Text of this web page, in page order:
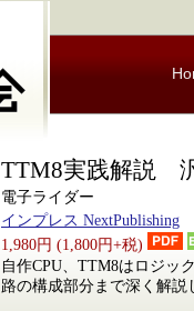
TTM8実践解説
電子ライダー
インプレス NextPublishing
1,980円 (1,800円+税)
自作CPU、TTM8はロジッ
路の構成部分まで深く解説